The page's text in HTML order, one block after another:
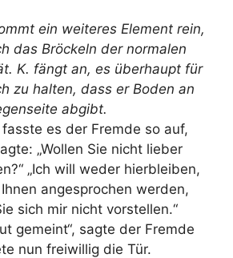
ein weiteres Element rein,
das Bröckeln der normalen
K. fängt an, es überhaupt für
zu halten, dass er Boden an
abgibt.
es der Fremde so auf,
„Wollen Sie nicht lieber
„Ich will weder hierbleiben,
angesprochen werden,
sich mir nicht vorstellen.“
gemeint“, sagte der Fremde
nun freiwillig die Tür.